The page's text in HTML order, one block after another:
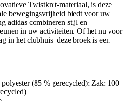
Twistknit-materiaal, is deze
bewegingsvrijheid biedt voor uw
adidas combineren stijl en
in uw activiteiten. Of het nu voor
in het clubhuis, deze broek is een
(85 % gerecycled); Zak: 100